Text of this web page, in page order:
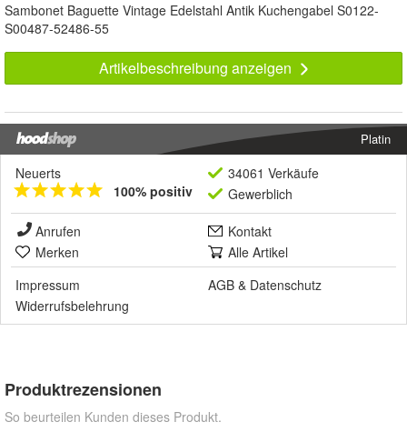
Sambonet Baguette Vintage Edelstahl Antik Kuchengabel S0122-
S00487-52486-55
Artikelbeschreibung anzeigen
Platin
Neuerts
100% positiv
34061 Verkäufe
Gewerblich
Anrufen
Kontakt
Merken
Alle Artikel
Impressum
AGB & Datenschutz
Widerrufsbelehrung
Produktrezensionen
So beurteilen Kunden dieses Produkt.